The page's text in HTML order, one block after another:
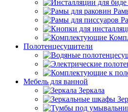
Полотенцесушители
Мебель для ванной
Зеркала